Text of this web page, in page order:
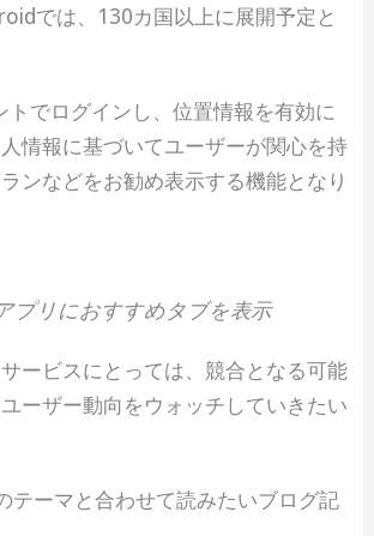
では、130カ国以上に展開予定と
でログインし、位置情報を有効に
情報に基づいてユーザーが関心を持
ンなどをお勧め表示する機能となり
プリにおすすめタブを表示
ービスにとっては、競合となる可能
ーザー動向をウォッチしていきたい
テーマと合わせて読みたいブログ記